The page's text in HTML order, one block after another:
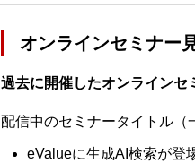
オンラインセミナー
過去に開催したオンラインセ
配信中のセミナータイトル（
eValueに生成AI検索が登